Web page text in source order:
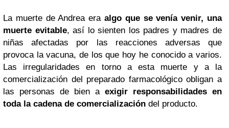
La muerte de Andrea era algo que se venía venir, una
muerte evitable, así lo sienten los padres y madres de
niñas afectadas por las reacciones adversas que
provoca la vacuna, de los que hoy he conocido a varios.
Las irregularidades en torno a esta muerte y a la
comercialización del preparado farmacológico obligan a
las personas de bien a exigir responsabilidades en
toda la cadena de comercialización del producto.